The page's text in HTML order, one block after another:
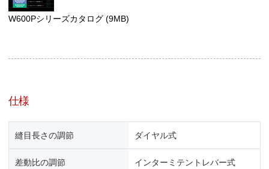
W600Pシリーズカタログ (9MB)
仕様
縫目長さの調節 ダイヤル式
差動比の調節 インターミテントレバー式